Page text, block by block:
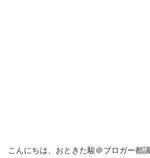
こんにちは、おときた駿＠ブロガー都